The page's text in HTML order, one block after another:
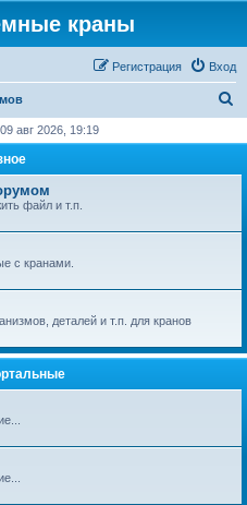
краны
Вход
Регистрация
с
авг 2026, 19:19
файл и т.п.
с кранами.
деталей и т.п. для кранов